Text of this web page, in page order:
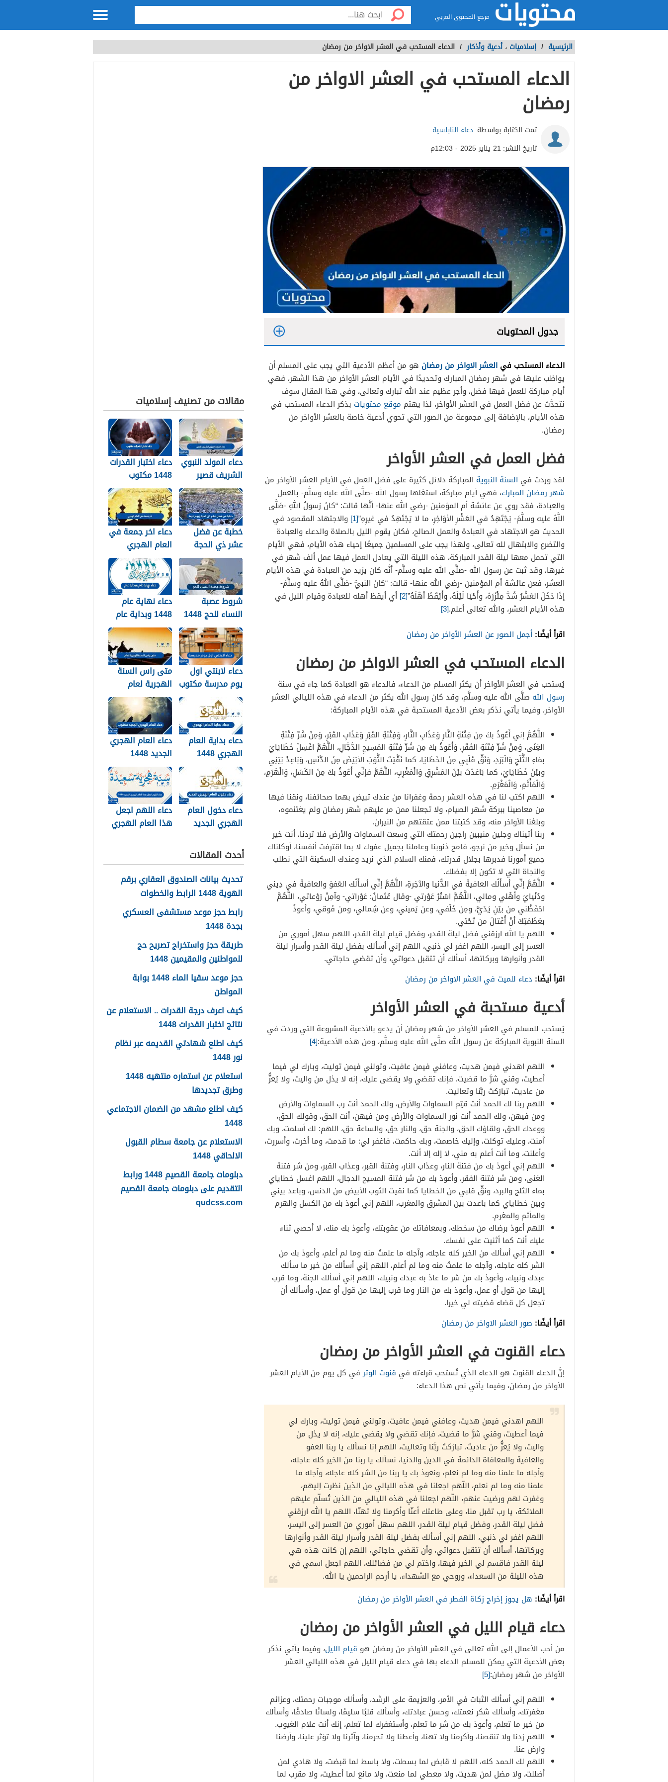
مرجع المحتوى العربي
الرئيسية / إسلاميات ، أدعية وأذكار / الدعاء المستحب في العشر الاواخر من رمضان
الدعاء المستحب في العشر الاواخر من
رمضان
تمت الكتابة بواسطة:دعاء النابلسية
تاريخ النشر: 21 يناير 2025 - 12:03م
جدول المحتويات
الدعاء المستحب في العشر الاواخر من رمضان هو من أعظم الأدعية التي يجب على المسلم أن
يواظب عليها في شهر رمضان المبارك وتحديدًا في الأيام العشر الأواخر من هذا الشهر، فهي
أيام مباركة للعمل فيها فضل، وأجر عظيم عند الله تبارك وتعالى، وفي هذا المقال سوف
نتحدَّث عن فضل العمل في العشر الأواخر، لذا يهتم موقع محتويات بذكر الدعاء المستحب في
هذه الأيام، بالإضافة إلى مجموعة من الصور التي تحوي أدعية خاصة بالعشر الأواخر من
رمضان.
فضل العمل في العشر الأواخر
لقد وردت في السنة النبوية المباركة دلائل كثيرة على فضل العمل في الأيام العشر الأواخر من
شهر رمضان المبارك، فهي أيام مباركة، استغلها رسول الله -صلَّى الله عليه وسلَّم- بالعمل
والعبادة، فقد روي عن عائشة أم المؤمنين -رضي الله عنها- أنَّها قالت: “كانَ رَسولُ اللهِ -صَلَّى
اللَّهُ عليه وسلَّمَ- يَجْتَهِدُ في العَشْرِ الأوَاخِرِ، ما لا يَجْتَهِدُ في غيرِهِ”[1]
والاجتهاد المقصود في
الحديث هو الاجتهاد في العبادة والعمل الصالح، فكان يقوم الليل بالصلاة والدعاء والعبادة
والتضرع والابتهال لله تعالى، ولهذا يجب على المسلمين جميعًا إحياء هذه الأيام، فهي الأيام
التي تحمل معها ليلة القدر المباركة، هذه الليلة التي يعادل العمل فيها عمل ألف شهر في
غيرها، وقد ثبت عن رسول الله -صلَّى الله عليه وسلَّم- أنَّه كان يزيد من العبادة في هذه الأيام
العشر، فعن عائشة أم المؤمنين -رضي الله عنها- قالت: “كانَ النبيُّ -صَلَّى اللهُ عليه وسلَّمَ-
إذَا دَخَلَ العَشْرُ شَدَّ مِئْزَرَهُ، وأَحْيَا لَيْلَهُ، وأَيْقَظَ أهْلَهُ”[2]
أي أيقظ أهله للعبادة وقيام الليل في
هذه الأيام العشر، والله تعالى أعلم.[3]
اقرأ أيضًا: أجمل الصور عن العشر الأواخر من رمضان
الدعاء المستحب في العشر الاواخر من رمضان
يُستحب في العشر الأواخر أن يكثر المسلم من الدعاء، فالدعاء هو العبادة كما جاء في سنة
رسول الله صلَّى الله عليه وسلَّم، وقد كان رسول الله يكثر من الدعاء في هذه الليالي العشر
الأواخر، وفيما يأتي نذكر بعض الأدعية المستحبة في هذه الأيام المباركة:
اللَّهُمَّ إني أَعُوذُ بكَ مِن فِتْنَةِ النَّارِ وَعَذَابِ النَّارِ، وَفِتْنَةِ القَبْرِ وَعَذَابِ القَبْرِ، وَمِنْ شَرِّ فِتْنَةِ
الغِنَى، وَمِنْ شَرِّ فِتْنَةِ الفَقْرِ، وَأَعُوذُ بكَ مِن شَرِّ فِتْنَةِ المَسِيحِ الدَّجَّالِ، اللَّهُمَّ اغْسِلْ خَطَايَايَ
بمَاءِ الثَّلْجِ وَالْبَرَدِ، وَنَقِّ قَلْبِي مِنَ الخَطَايَا، كما نَقَّيْتَ الثَّوْبَ الأبْيَضَ مِنَ الدَّنَسِ، وَبَاعِدْ بَيْنِي
وبيْنَ خَطَايَايَ، كما بَاعَدْتَ بيْنَ المَشْرِقِ وَالْمَغْرِبِ، اللَّهُمَّ فإنِّي أَعُوذُ بكَ مِنَ الكَسَلِ، وَالْهَرَمِ،
وَالْمَأْثَمِ، وَالْمَغْرَمِ.
اللهم اكتب لنا في هذه العشر رحمة وغفرانا من عندك تبيض بهما صحائفنا، ونقنا فيها
من معاصينا ببركة شهر الصيام، ولا تجعلنا ممن مر عليهم شهر رمضان ولم يغتنموه،
وبلغنا الأواخر منه، وقد كتبتنا ممن عتقتهم من النيران.
ربنا أتيناك وجلين منيبين راجين رحمتك التي وسعت السماوات والأرض فلا تردنا، أنت خير
من نسأل وخير من نرجو، فامح ذنوبنا وعاملنا بجميل عفوك لا بما اقترفت أنفسنا، أوكلناك
جميع أمورنا فدبرها بجلال قدرتك، فمنك السلام الذي نريد وعندك السكينة التي نطلب
والنجاة التي لا تكون إلا بفضلك.
اللَّهُمَّ إنِّي أسأَلُك العافيةَ في الدُّنيا والآخِرةِ، اللَّهُمَّ إنِّي أسأَلُك العَفوَ والعافيةَ في دِيني
ودُنْيايَ وأهْلي ومالي، اللَّهُمَّ اسْتُرْ عَوْرتي -وقال عُثمانُ: عَوْراتي- وآمِنْ رَوْعاتي، اللَّهُمَّ
احْفَظْني من بيْنِ يَدَيَّ، ومِن خَلْفي، وعن يَميني، وعن شِمالي، ومن فَوقي، وأعوذُ
بعَظَمَتِكَ أنْ أُغْتالَ من تَحْتي.
اللهم يا الله ارزقني فضل ليلة القدر، وفضل قيام ليلة القدر، اللهم سهل أموري من
العسر إلى اليسر، اللهم اغفر لي ذنبي، اللهم إني أسألك بفضل ليلة القدر وأسرار ليلة
القدر وأنوارها وبركاتها، أسألك أن تتقبل دعواتي، وأن تقضي حاجاتي.
اقرأ أيضًا: دعاء للميت في العشر الاواخر من رمضان
أدعية مستحبة في العشر الأواخر
يُستحب للمسلم في العشر الأواخر من شهر رمضان أن يدعو بالأدعية المشروعة التي وردت في
السنة النبوية المباركة عن رسول الله صلَّى الله عليه وسلَّم، ومن هذه الأدعية:[4]
اللهم اهدني فيمن هديت، وعافني فيمن عافيت، وتولني فيمن توليت، وبارك لي فيما
أعطيت، وقني شرَّ ما قضيت، فإنك تقضي ولا يقضى عليك، إنه لا يذل من واليت، ولا يُعزُّ
من عاديتَ، تبارَكتَ ربَّنا وتعاليت.
اللهم ربنا لك الحمد أنت قيّم السماوات والأرض، ولك الحمد أنت رب السماوات والأرض
ومن فيهن، ولك الحمد أنت نور السماوات والأرض ومن فيهن، أنت الحق، وقولك الحق،
ووعدك الحق، ولقاؤك الحق، والجنة حق، والنار حق، والساعة حق، اللهم: لك أسلمت، وبك
آمنت، وعليك توكلت، وإليك خاصمت، وبك حاكمت، فاغفر لي: ما قدمت، وما أخرت، وأسررت،
وأعلنت، وما أنت أعلم به مني، لا إله إلا أنت.
اللهم إني أعوذ بك من فتنة النار، وعذاب النار، وفتنة القبر، وعذاب القبر، ومن شر فتنة
الغنى، ومن شر فتنة الفقر، وأعوذ بك من شر فتنة المسيح الدجال، اللهم اغسل خطاياي
بماء الثلج والبرد، ونقِّ قلبي من الخطايا كما نقيت الثوب الأبيض من الدنس، وباعد بيني
وبين خطاياي كما باعدت بين المشرق والمغرب، اللهم إني أعوذ بك من الكسل والهرم
والمأثم والمغرم.
اللهم أعوذ برضاك من سخطك، وبمعافاتك من عقوبتك، وأعوذ بك منك، لا أحصي ثناء
عليك أنت كما أثنيت على نفسك.
اللهم إني أسألك من الخير كله عاجله، وآجله ما علمتُ منه وما لم أعلم، وأعوذ بك من
الشر كله عاجله، وآجله ما علمتُ منه وما لم أعلم، اللهم إني أسألك من خير ما سألك
عبدك ونبيك، وأعوذ بك من شر ما عاذ به عبدك ونبيك، اللهم إني أسألك الجنة، وما قرب
إليها من قول أو عمل، وأعوذ بك من النار وما قرب إليها من قول أو عمل، وأسألك أن
تجعل كل قضاء قضيته لي خيرا.
اقرأ أيضًا: صور العشر الاواخر من رمضان
دعاء القنوت في العشر الأواخر من رمضان
إنَّ الدعاء القنوت هو الدعاء الذي تُستحب قراءته في قنوت الوترفي كل يوم من الأيام العشر
الأواخر من رمضان، وفيما يأتي نص هذا الدعاء:
اللهم اهدني فيمن هديت، وعافني فيمن عافيت، وتولني فيمن توليت، وبارك لي
فيما أعطيت، وقني شرَّ ما قضيت، فإنك تقضي ولا يقضى عليك، إنه لا يذل من
واليت، ولا يُعزُّ من عاديتَ، تبارَكتَ ربَّنا وتعاليت، اللهم إنا نسألك يا ربنا العفو
والعافية والمعافاة الدائمة في الدين والدنيا، نسألك يا ربنا من الخير كله عاجله،
وآجله ما علمنا منه وما لم نعلم، ونعوذ بك يا ربنا من الشر كله عاجله، وآجله ما
علمنا منه وما لم نعلم، اللّهم اجعلنا في هذه الليالي من الذين نظرت إليهم،
وغفرت لهم ورضيت عنهم، اللّهم اجعلنا في هذه الليالي من الذين تُسلّم عليهم
الملائكة، يا رب تقبل منا، وعلى طاعتك أعنّا وأكرمنا ولا تهنّا، اللهم يا الله ارزقني
فضل ليلة القدر، وفضل قيام ليلة القدر، اللهم سهل أموري من العسر إلى اليسر،
اللهم اغفر لي ذنبي، اللهم إني أسألك بفضل ليلة القدر وأسرار ليلة القدر وأنوارها
وبركاتها، أسألك أن تتقبل دعواتي، وأن تقضي حاجاتي، اللهم إن كانت هذه هي
ليلة القدر فاقسم لي الخير فيها، واختم لي من فضائلك، اللهم اجعل اسمي في
هذه الليلة من السعداء، وروحي مع الشهداء، يا أرحم الراحمين يا الله.
اقرأ أيضًا: هل يجوز إخراج زكاة الفطر في العشر الأواخر من رمضان
دعاء قيام الليل في العشر الأواخر من رمضان
من أحب الأعمال إلى الله تعالى في العشر الأواخر من رمضان هو قيام الليل، وفيما يأتي نذكر
بعض الأدعية التي يمكن للمسلم الدعاء بها في دعاء قيام الليل في هذه الليالي العشر
الأواخر من شهر رمضان:[5]
اللهم إني أسألك الثبات في الأمر، والعزيمة على الرشد، وأسألك موجبات رحمتك، وعزائم
مغفرتك، وأسألك شكر نعمتك، وحسن عبادتك، وأسألك قلبًا سليمًا، ولسانًا صادقًا، وأسألك
من خير ما تعلم، وأعوذ بك من شر ما تعلم، وأستغفرك لما تعلم، إنك أنت علام الغيوب.
اللهم زدنا ولا تنقصنا، وأكرمنا ولا تهنا، وأعطنا ولا تحرمنا، وآثرنا ولا تؤثر علينا، وأرضنا
وارض عنا.
اللهم لك الحمد كله، اللهم لا قابض لما بسطت، ولا باسط لما قبضت، ولا هادي لمن
أضللت، ولا مضل لمن هديت، ولا معطي لما منعت، ولا مانع لما أعطيت، ولا مقرب لما
مقالات من تصنيف إسلاميات
دعاء المولد النبوي
الشريف قصير
2026 مكتوب
دعاء اختبار القدرات
1448 مكتوب
خطبة عن فضل
عشر ذي الحجة
ويوم عرفة 1448 /
2026
دعاء اخر جمعة في
العام الهجري
1447 ودخول العام
الجديد 1448
شروط عصبة
النساء للحج 1448
دعاء نهاية عام
1448 وبداية عام
1449
دعاء لابنتي اول
يوم مدرسة مكتوب
وبالصور 2026
متى راس السنة
الهجرية لعام
2026
دعاء بداية العام
الهجري 1448
مكتوب وبالصور
2026
دعاء العام الهجري
الجديد 1448
مكتوب
دعاء دخول العام
الهجري الجديد
دعاء اللهم اجعل
هذا العام الهجري
أحدث المقالات
تحديث بيانات الصندوق العقاري برقم
الهوية 1448 الرابط والخطوات
رابط حجز موعد مستشفى العسكري
بجدة 1448
طريقة حجز واستخراج تصريح حج
للمواطنين والمقيمين 1448
حجز موعد سقيا الماء 1448 بوابة
المواطن
كيف اعرف درجة القدرات .. الاستعلام عن
نتائج اختبار القدرات 1448
كيف اطلع شهادتي القديمه عبر نظام
نور 1448
استعلام عن استماره منتهيه 1448
وطرق تجديدها
كيف اطلع مشهد من الضمان الاجتماعي
1448
الاستعلام عن جامعة سطام القبول
الالحاقي 1448
دبلومات جامعة القصيم 1448 ورابط
التقديم على دبلومات جامعة القصيم
qudcss.com